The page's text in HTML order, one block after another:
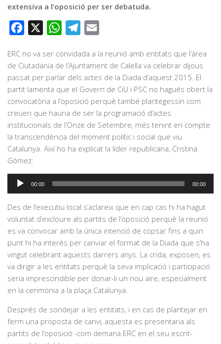
extensiva a l’oposició per ser debatuda.
Facebook WhatsAppTelegram
ERC no va ser convidada a la reunió amb entitats que l’àrea
de Ciutadania de l’Ajuntament de Calella va celebrar dijous
passat per parlar dels actes de la Diada d’aquest 2015. El
partit lamenta que el Govern de CiU i PSC no hagués obert la
convocatòria a l’oposició perquè també plantegessin com
creuen que hauria de ser la programació d’actes
institucionals de l’Onze de Setembre, més tenint en compte
la transcendència del moment polític i social que viu
Catalunya. Així ho ha explicat la líder republicana, Cristina
Gómez:
Reproductor
00:00 00:00
Des de l’executiu local s’aclareix que en cap cas hi ha hagut
voluntat d’excloure als partits de l’oposició perquè la reunió
es va convocar amb la única intenció de copsar fins a quin
punt hi ha interès per canviar el format de la Diada que s’ha
vingut celebrant aquests darrers anys. La crida, exposen, es
va dirigir a les entitats perquè la seva implicació i participació
seria imprescindible per donar-li un nou aire, especialment
en la cerimònia a la plaça Catalunya.
Després de sondejar a les entitats, i en cas de plantejar en
ferm una proposta de canvi, aquesta es presentaria als
partits de l’oposició -com demana ERC en el seu escrit-